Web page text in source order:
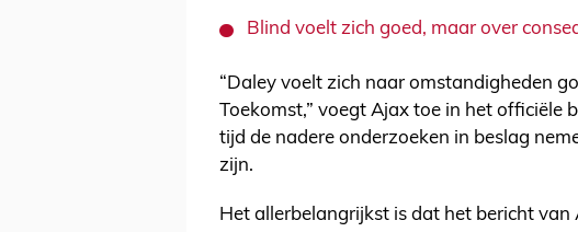
Blind voelt zich goed, maar over
“Daley voelt zich naar omstandigheden
Toekomst,” voegt Ajax toe in het officiële
tijd de nadere onderzoeken in beslag
zijn.
Het allerbelangrijkst is dat het bericht